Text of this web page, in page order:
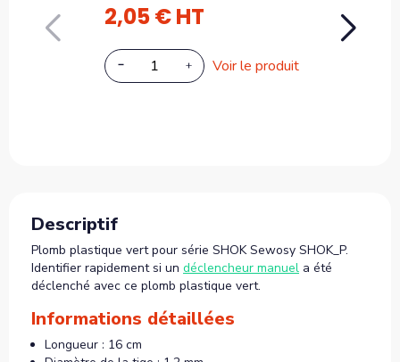
2,05 € HT
Voir le produit
Descriptif
Plomb plastique vert pour série SHOK Sewosy SHOK_P.
Identifier rapidement si un déclencheur manuel a été
déclenché avec ce plomb plastique vert.
Informations détaillées
Longueur : 16 cm